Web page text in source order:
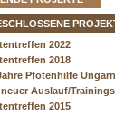
2022
2018
Pfotenhilfe Ungarn
neuer Auslauf/
2015